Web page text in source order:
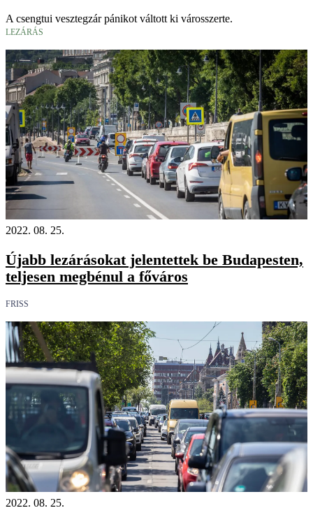
A csengtui vesztegzár pánikot váltott ki városszerte.
LEZÁRÁS
2022. 08. 25.
Újabb lezárásokat jelentettek be Budapesten,
teljesen megbénul a főváros
FRISS
2022. 08. 25.